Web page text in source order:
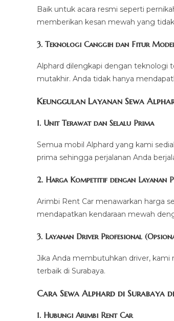
Baik untuk acara resmi seperti
memberikan kesan mewah yang
3. Teknologi Canggih dan Fitur
Alphard dilengkapi dengan teknologi
mutakhir. Anda tidak hanya
Keunggulan Layanan Sewa
1. Unit Terawat dan Selalu Prima
Semua mobil Alphard yang kami
prima sehingga perjalanan Anda
2. Harga Kompetitif dengan Layanan
Arimbi Rent Car menawarkan harga
mendapatkan kendaraan mewah
3. Layanan Driver Profesional
Jika Anda membutuhkan driver,
terbaik di Surabaya.
Cara Sewa Alphard di Surabaya
1. Hubungi Arimbi Rent Car